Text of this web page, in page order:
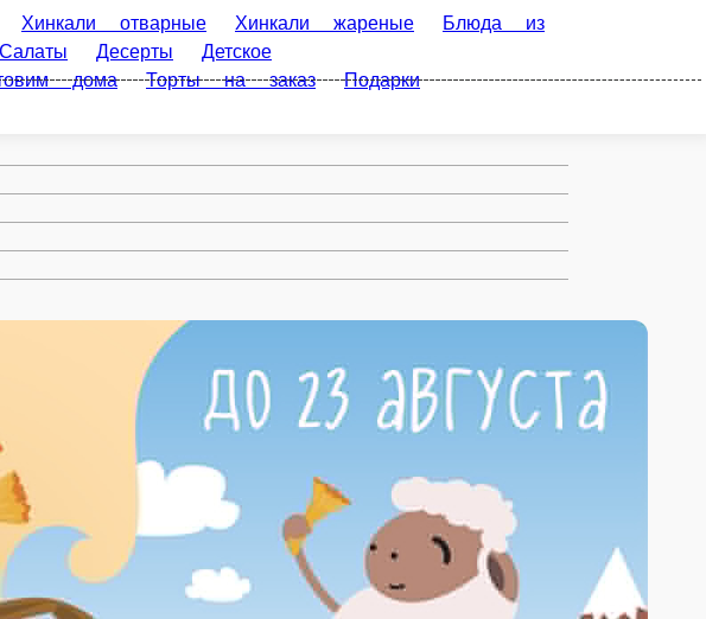
Хинкали отварные Хинкали жареные
Блюда из
Салаты Десерты
Детское
дома Торты на заказ Подарки